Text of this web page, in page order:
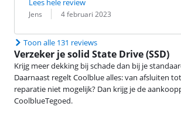
Lees hele review
Beoordeling door:
Jens
Datum: 4 februari 2023
Toon alle 131 reviews
Verzeker je solid State Drive (SSD)
Krijg meer dekking bij schade dan bij je
Daarnaast regelt Coolblue alles: van afsluiten
reparatie niet mogelijk? Dan krijg je de
CoolblueTegoed.